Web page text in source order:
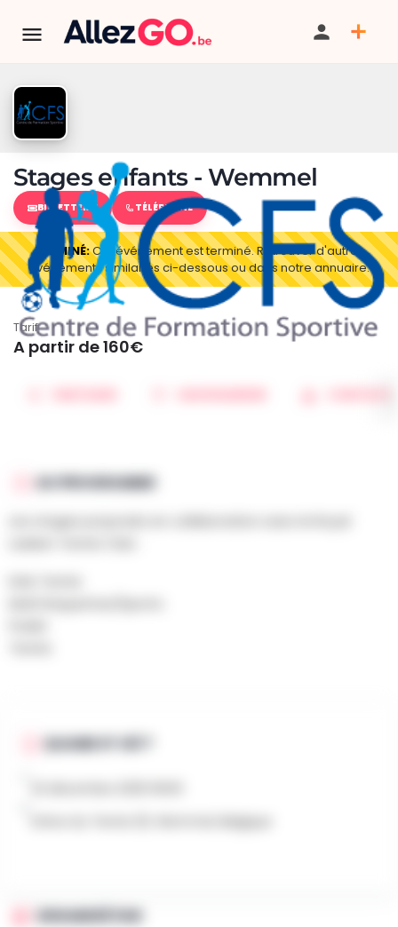
Stages enfants - Wemmel
BILLETTERIE TÉLÉPHONE
TERMINÉ:Cet événement est terminé. Retrouver d'autres
événements similaires ci-dessous ou dans notre annuaire.
Tarif
A partir de 160€
AU PROGRAMME
QUAND ET OÙ ?
ORGANISÉ PAR